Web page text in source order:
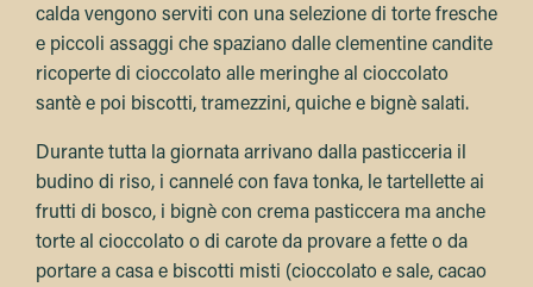
calda vengono serviti con una selezione di torte fresche
e piccoli assaggi che spaziano dalle clementine candite
ricoperte di cioccolato alle meringhe al cioccolato
santè e poi biscotti, tramezzini, quiche e bignè salati.
Durante tutta la giornata arrivano dalla pasticceria il
budino di riso, i cannelé con fava tonka, le tartellette ai
frutti di bosco, i bignè con crema pasticcera ma anche
torte al cioccolato o di carote da provare a fette o da
portare a casa e biscotti misti (cioccolato e sale, cacao